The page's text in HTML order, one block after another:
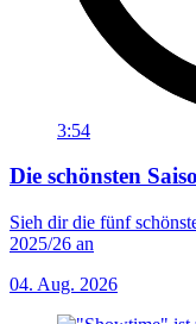
3:54
Die schönsten
Sieh dir die fünf
2025/26 an
04. Aug. 2026